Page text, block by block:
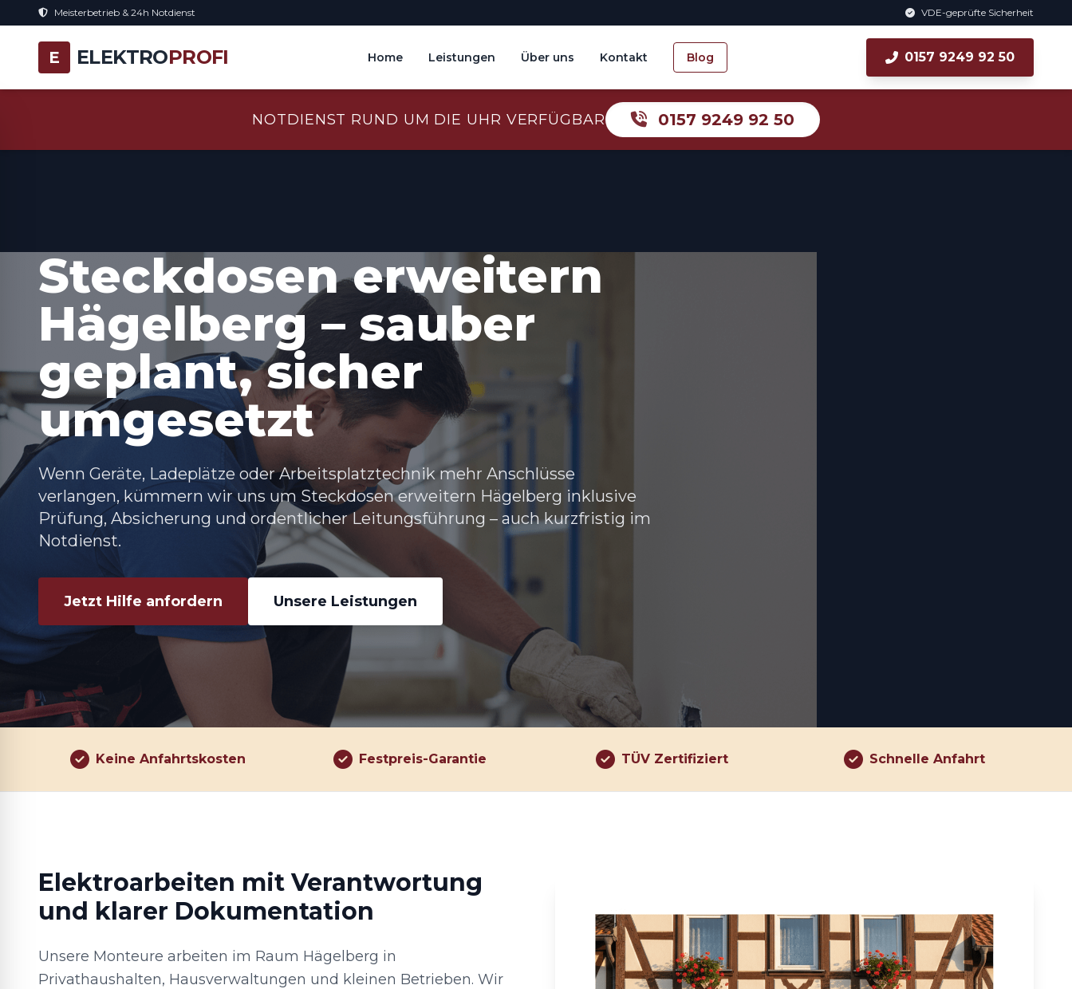
Meisterbetrieb & 24h Notdienst VDE-geprüfte Sicherheit
E ELEKTROPROFI Home Leistungen Über uns Kontakt Blog 0157 9249 92 50
NOTDIENST RUND UM DIE UHR VERFÜGBAR 0157 9249 92 50
Steckdosen erweitern
Hägelberg – sauber
geplant, sicher
umgesetzt
Wenn Geräte, Ladeplätze oder Arbeitsplatztechnik mehr Anschlüsse
verlangen, kümmern wir uns um Steckdosen erweitern Hägelberg inklusive
Prüfung, Absicherung und ordentlicher Leitungsführung – auch kurzfristig im
Notdienst.
Jetzt Hilfe anfordern Unsere Leistungen
Keine Anfahrtskosten Festpreis-Garantie TÜV Zertifiziert Schnelle Anfahrt
Elektroarbeiten mit Verantwortung
und klarer Dokumentation
Unsere Monteure arbeiten im Raum Hägelberg in
Privathaushalten, Hausverwaltungen und kleinen Betrieben. Wir